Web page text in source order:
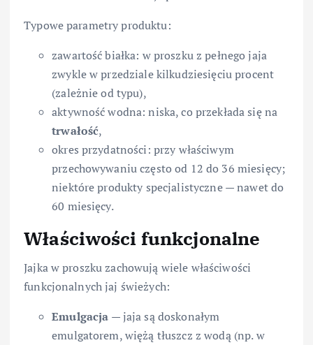
Typowe parametry produktu:
zawartość białka: w proszku z pełnego jaja
zwykle w przedziale kilkudziesięciu procent
(zależnie od typu),
aktywność wodna: niska, co przekłada się na
trwałość,
okres przydatności: przy właściwym
przechowywaniu często od 12 do 36 miesięcy;
niektóre produkty specjalistyczne — nawet do
60 miesięcy.
Właściwości funkcjonalne
Jajka w proszku zachowują wiele właściwości
funkcjonalnych jaj świeżych:
Emulgacja — jaja są doskonałym
emulgatorem, więżą tłuszcz z wodą (np. w